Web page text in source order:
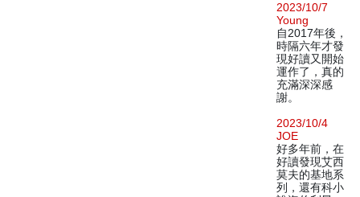
2023/10/7
Young
自2017年後，
時隔六年才發
現好讀又開始
運作了，真的
充滿深深感
謝。
2023/10/4
JOE
好多年前，在
好讀發現艾西
莫夫的基地系
列，還有科小